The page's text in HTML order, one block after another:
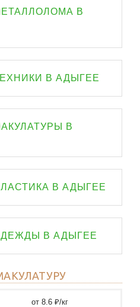
В
В АДЫГЕЕ
В
В АДЫГЕЕ
В АДЫГЕЕ
от 8.6 ₽/кг